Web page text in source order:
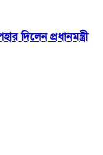
দিলেন প্রধানমন্ত্রী